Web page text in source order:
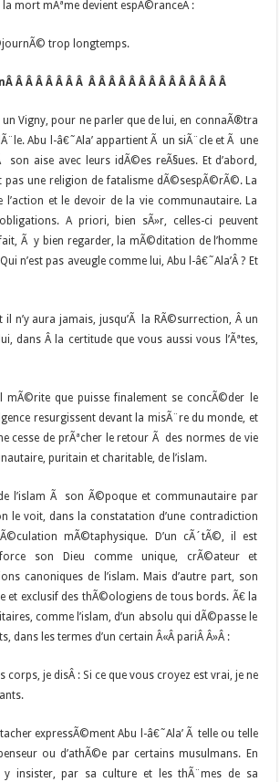
la mort mÃªme devient espÃ©ranceÂ :
trop longtemps.
Â Â Â Â Â Â Â Â Â Â Â Â Â Â Â Â Â Â Â Â Â Â
Vigny, pour ne parler que de lui, en connaÃ®tra
Abu l-â€˜Ala’ appartient Ã un siÃ¨cle et Ã une
aise avec leurs idÃ©es reÃ§ues. Et d’abord,
pas une religion de fatalisme dÃ©sespÃ©rÃ©. La
et le devoir de la vie communautaire. La
A priori, bien sÃ»r, celles-ci peuvent
Ã y bien regarder, la mÃ©ditation de l’homme
n’est pas aveugle comme lui, Abu l-â€˜Ala’Â ? Et
n’y aura jamais, jusqu’Ã la RÃ©surrection, Â un
dans Â la certitude que vous aussi vous l’Ãªtes,
que puisse finalement se concÃ©der le
resurgissent devant la misÃ¨re du monde, et
cesse de prÃªcher le retour Ã des normes de vie
puritain et charitable, de l’islam.
l’islam Ã son Ã©poque et communautaire par
le voit, dans la constatation d’une contradiction
mÃ©taphysique. D’un cÃ´tÃ©, il est
son Dieu comme unique, crÃ©ateur et
canoniques de l’islam. Mais d’autre part, son
et exclusif des thÃ©ologiens de tous bords. Ã€ la
comme l’islam, d’un absolu qui dÃ©passe le
les termes d’un certain Â«Â pariÂ Â»Â :
je disÂ : Si ce que vous croyez est vrai, je ne
expressÃ©ment Abu l-â€˜Ala’ Ã telle ou telle
ou d’athÃ©e par certains musulmans. En
insister, par sa culture et les thÃ¨mes de sa